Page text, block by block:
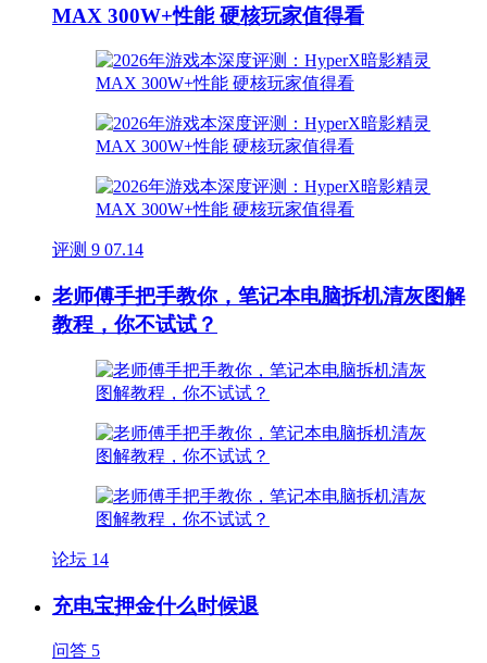
MAX 300W+性能 硬核玩家值得看
评测 9 07.14
老师傅手把手教你，笔记本电脑拆机清灰图解
教程，你不试试？
论坛 14
充电宝押金什么时候退
问答 5